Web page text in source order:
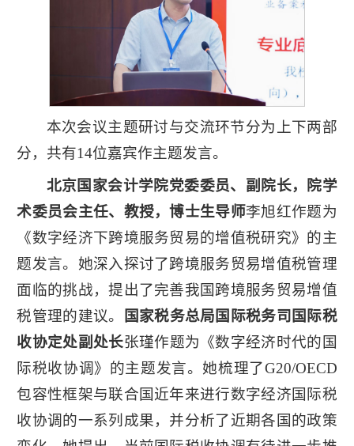
本次会议主题研讨与交流环节分为上下两部
分，共有14位嘉宾作主题发言。
北京国家会计学院党委委员、副院长，院学
术委员会主任、教授，博士生导师李旭红作题为
《数字经济下跨境服务贸易的增值税研究》的主
题发言。她深入探讨了跨境服务贸易增值税管理
面临的挑战，提出了完善我国跨境服务贸易增值
税管理的建议。
国家税务总局国际税务司国际税
收协定处副处长张瑾作题为《数字经济时代的国
际税收协调》的主题发言。她梳理了G20/OECD
包容性框架与联合国近年来进行数字经济国际税
收协调的一系列成果，并分析了近期各国的政策